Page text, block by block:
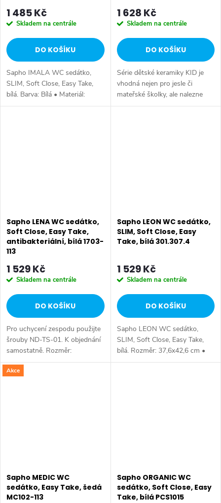
1 485 Kč
Skladem na centrále
DO KOŠÍKU
Sapho IMALA WC sedátko,
SLIM, Soft Close, Easy Take,
bílá. Barva: Bílá • Materiál:
Duroplast • Tvar: Pro konkrétní
1 628 Kč
Skladem na centrále
DO KOŠÍKU
Série dětské keramiky KID je
vhodná nejen pro jesle či
mateřské školky, ale nalezne
své místo i ve standardní
Sapho LENA WC sedátko,
Soft Close, Easy Take,
antibakteriální, bílá 1703-
113
1 529 Kč
Skladem na centrále
DO KOŠÍKU
Pro uchycení zespodu použijte
šrouby ND-TS-01. K objednání
samostatně. Rozměr:
36,4x45±2 cm • Šířka: 364 mm
• Hloubka: 450 mm • Barva:
Sapho LEON WC sedátko,
SLIM, Soft Close, Easy
Take, bílá 301.307.4
1 529 Kč
Skladem na centrále
DO KOŠÍKU
Sapho LEON WC sedátko,
SLIM, Soft Close, Easy Take,
bílá. Rozměr: 37,6x42,6 cm •
Šířka: 376 mm • Hloubka: 426
Akce
Sapho MEDIC WC
sedátko, Easy Take, šedá
MC102-113
Sapho ORGANIC WC
sedátko, Soft Close, Easy
Take, bílá PCS1015